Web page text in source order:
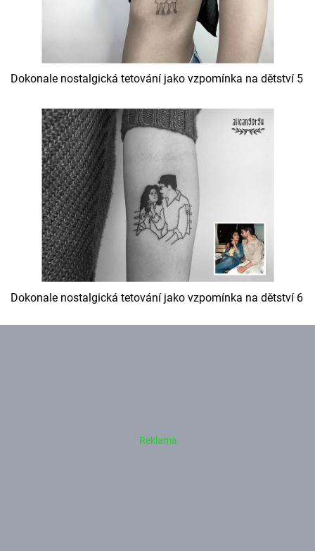
Dokonale nostalgická tetování jako vzpomínka na dětství 5
Dokonale nostalgická tetování jako vzpomínka na dětství 6